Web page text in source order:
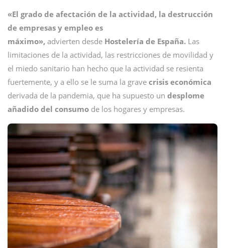
«El grado de afectación de la actividad, la destrucción
de empresas y empleo es
máximo», advierten desde Hostelería de España. Las
limitaciones de la actividad, las restricciones de movilidad y
el miedo sanitario han hecho que la actividad se resienta
fuertemente, y a ello se le suma la grave crisis económica
derivada de la pandemia, que ha supuesto un desplome
añadido del consumo de los hogares y empresas.